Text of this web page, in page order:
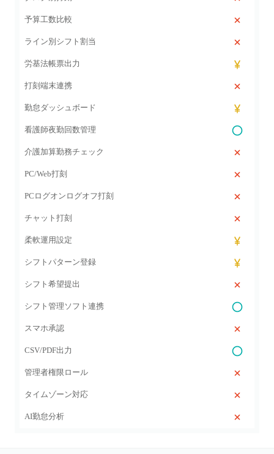
予算工数比較
ライン別シフト割当
労基法帳票出力
打刻端末連携
勤怠ダッシュボード
看護師夜勤回数管理
介護加算勤務チェック
PC/Web打刻
PCログオンログオフ打刻
チャット打刻
柔軟運用設定
シフトパターン登録
シフト希望提出
シフト管理ソフト連携
スマホ承認
CSV/PDF出力
管理者権限ロール
タイムゾーン対応
AI勤怠分析